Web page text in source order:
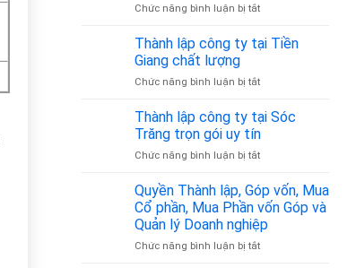
Đất
Hôn
Đình
Đồng
Hành
Cậy
Bình
từ
A
Z
Chức năng bình luận bị tắtở
Thuê
Địa
Đăng
Kinh
Doanh
Tân
từ
350.000đ/tháng
Thành lập công ty tại Tiền
Giang chất lượng
Chức năng bình luận bị tắtở
lập
công
ty
tại
Giang
chất
Thành lập công ty tại Sóc
Trăng trọn gói uy tín
Chức năng bình luận bị tắtở
lập
công
ty
tại
Sóc
Quyền Thành lập, Góp vốn, Mua
Cổ phần, Mua Phần vốn Góp và
Quản lý Doanh nghiệp
Chức năng bình luận bị tắtở